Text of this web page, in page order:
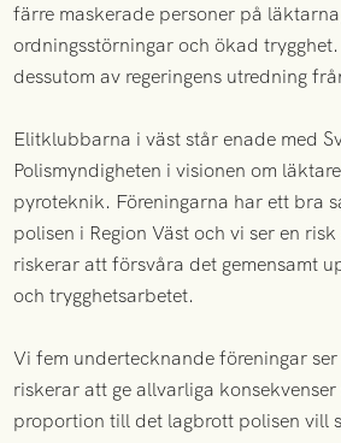
färre maskerade personer på
ordningsstörningar och ökad
dessutom av regeringens utredning
Elitklubbarna i väst står enade med
Polismyndigheten i visionen om
pyroteknik. Föreningarna har ett bra
polisen i Region Väst och vi ser en
riskerar att försvåra det gemensamt
och trygghetsarbetet.
Vi fem undertecknande föreningar
riskerar att ge allvarliga
proportion till det lagbrott polisen vill